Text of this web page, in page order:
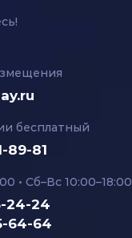
бесплатный
89-81
• Сб–Вс 10:00–18:00
24-24
64-64